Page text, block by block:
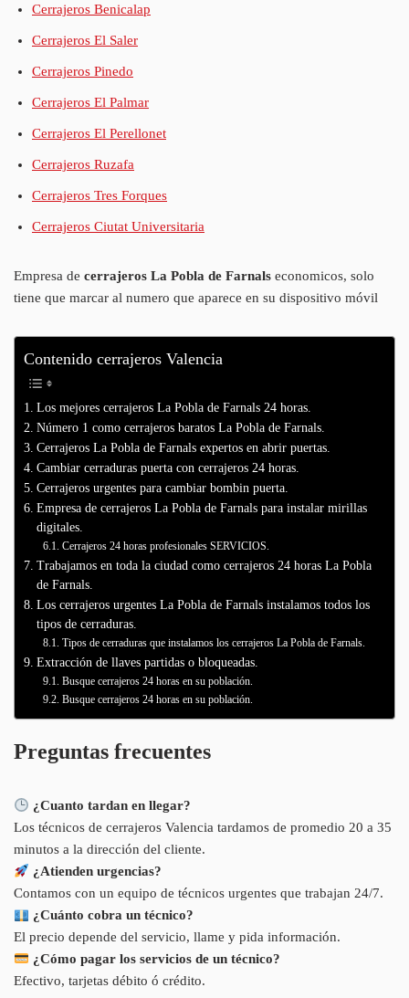
Cerrajeros Benicalap
Cerrajeros El Saler
Cerrajeros Pinedo
Cerrajeros El Palmar
Cerrajeros El Perellonet
Cerrajeros Ruzafa
Cerrajeros Tres Forques
Cerrajeros Ciutat Universitaria
Empresa de cerrajeros La Pobla de Farnals economicos, solo
tiene que marcar al numero que aparece en su dispositivo móvil
Contenido cerrajeros Valencia
Los mejores cerrajeros La Pobla de Farnals 24 horas.
Número 1 como cerrajeros baratos La Pobla de Farnals.
Cerrajeros La Pobla de Farnals expertos en abrir puertas.
Cambiar cerraduras puerta con cerrajeros 24 horas.
Cerrajeros urgentes para cambiar bombin puerta.
Empresa de cerrajeros La Pobla de Farnals para instalar mirillas
digitales.
Cerrajeros 24 horas profesionales SERVICIOS.
Trabajamos en toda la ciudad como cerrajeros 24 horas La Pobla
de Farnals.
Los cerrajeros urgentes La Pobla de Farnals instalamos todos los
tipos de cerraduras.
Tipos de cerraduras que instalamos los cerrajeros La Pobla de Farnals.
Extracción de llaves partidas o bloqueadas.
Busque cerrajeros 24 horas en su población.
Busque cerrajeros 24 horas en su población.
Preguntas frecuentes
¿Cuanto tardan en llegar?
Los técnicos de cerrajeros Valencia tardamos de promedio 20 a 35
minutos a la dirección del cliente.
¿Atienden urgencias?
Contamos con un equipo de técnicos urgentes que trabajan 24/7.
¿Cuánto cobra un técnico?
El precio depende del servicio, llame y pida información.
¿Cómo pagar los servicios de un técnico?
Efectivo, tarjetas débito ó crédito.